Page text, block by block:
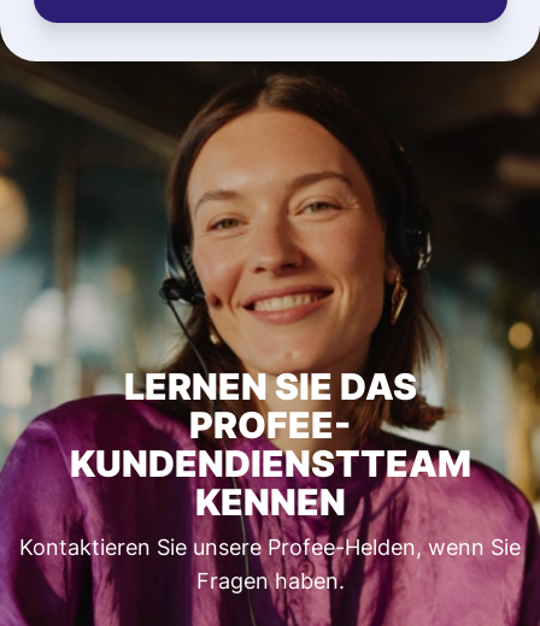
LERNEN SIE DAS
PROFEE-
KUNDENDIENSTTEAM
KENNEN
Kontaktieren Sie unsere Profee-Helden, wenn Sie
Fragen haben.